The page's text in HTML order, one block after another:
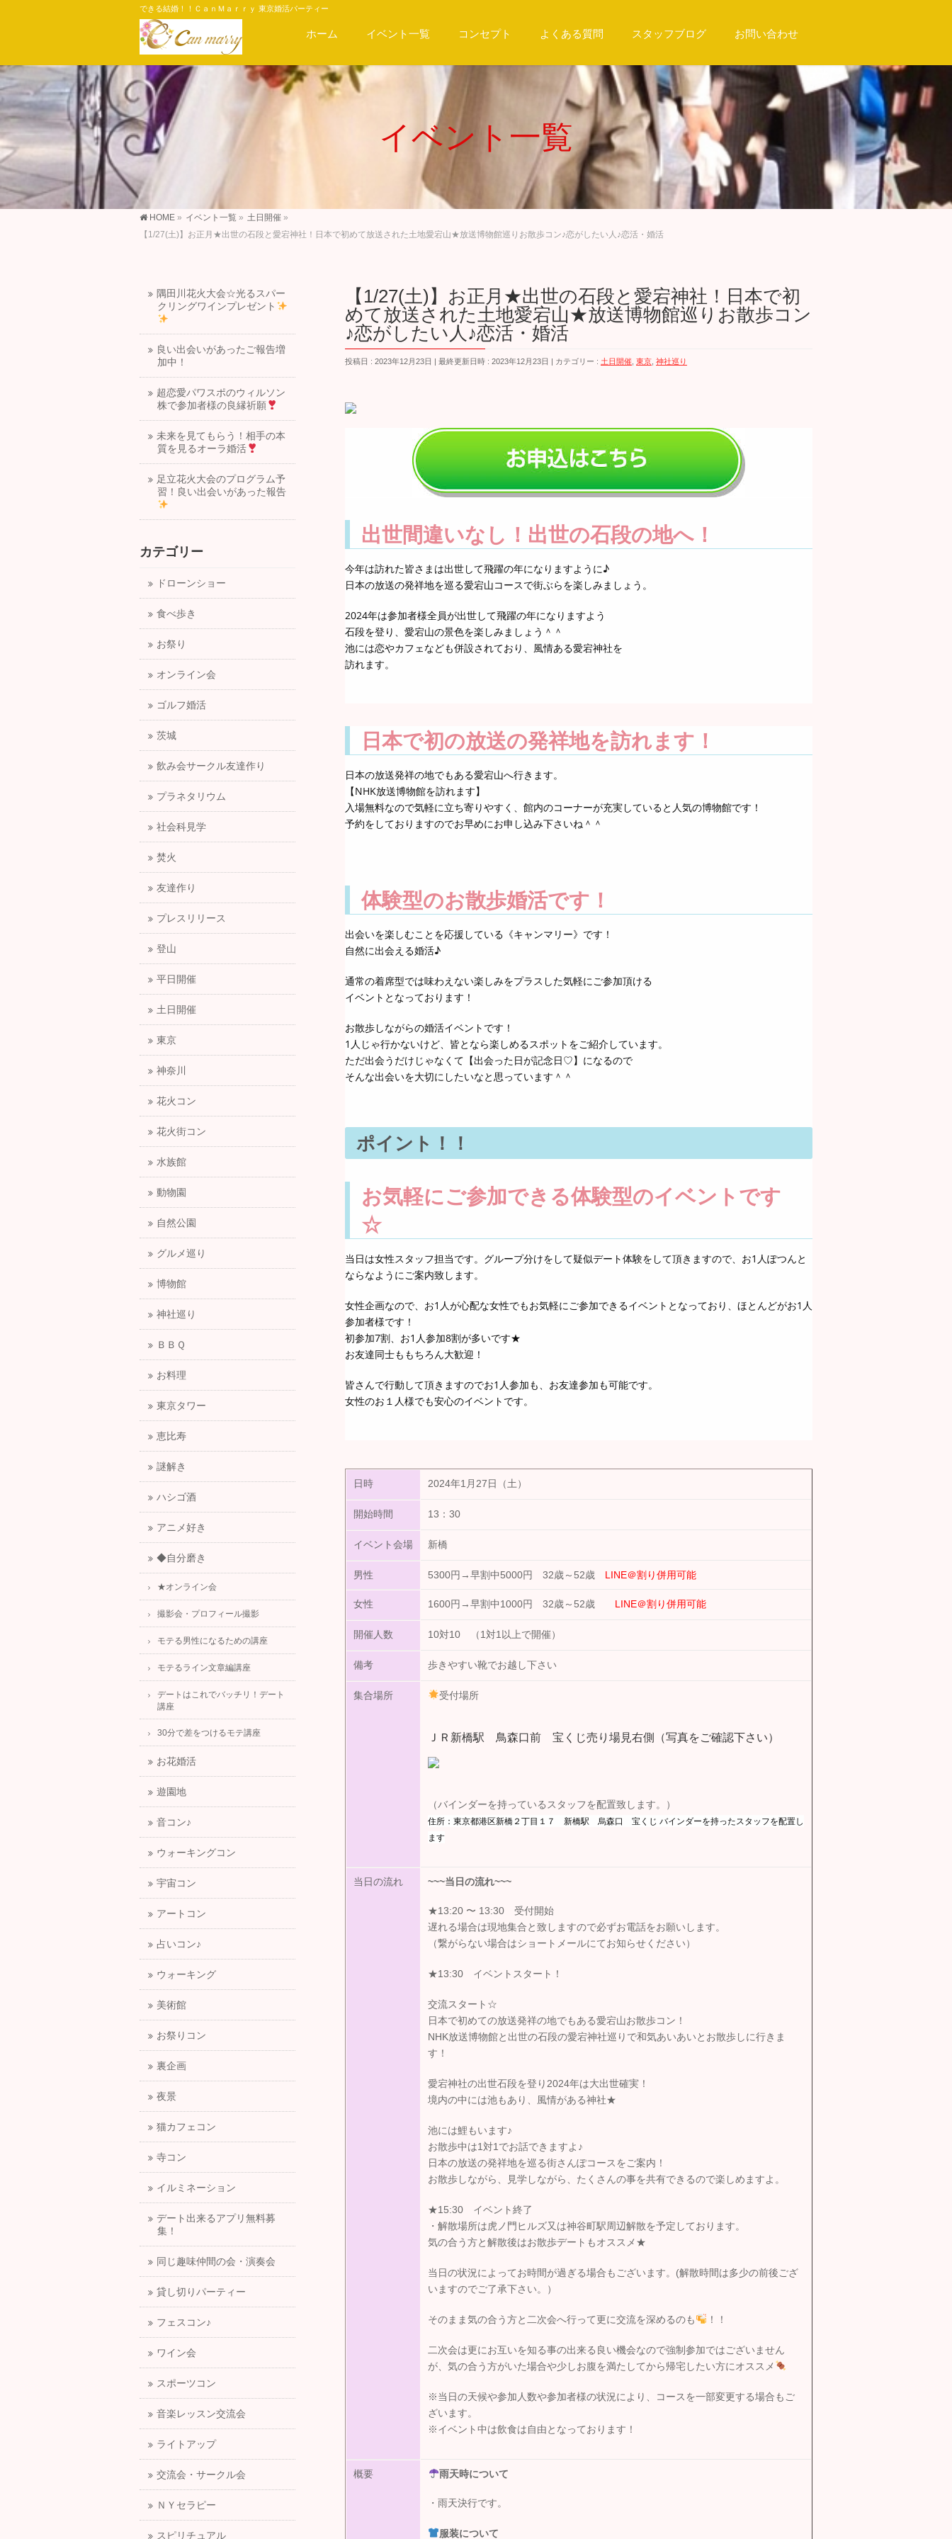
できる結婚！！ＣａｎＭａｒｒｙ 東京婚活パーティー
ホーム イベント一覧 コンセプト よくある質問 スタッフブログ お問い合わせ
イベント一覧
HOME » イベント一覧 » 土日開催 »
【1/27(土)】お正月★出世の石段と愛宕神社！日本で初めて放送された土地愛宕山★放送博物館巡りお散歩コン♪恋がしたい人♪恋活・婚活
【1/27(土)】お正月★出世の石段と愛宕神社！日本で初
めて放送された土地愛宕山★放送博物館巡りお散歩コン
♪恋がしたい人♪恋活・婚活
投稿日 : 2023年12月23日 最終更新日時 : 2023年12月23日 カテゴリー : 土日開催 東京 神社巡り
出世間違いなし！出世の石段の地へ！
今年は訪れた皆さまは出世して飛躍の年になりますように♪
日本の放送の発祥地を巡る愛宕山コースで街ぶらを楽しみましょう。
2024年は参加者様全員が出世して飛躍の年になりますよう
石段を登り、愛宕山の景色を楽しみましょう＾＾
池には恋やカフェなども併設されており、風情ある愛宕神社を
訪れます。
日本で初の放送の発祥地を訪れます！
日本の放送発祥の地でもある愛宕山へ行きます。
【NHK放送博物館を訪れます】
入場無料なので気軽に立ち寄りやすく、館内のコーナーが充実していると人気の博物館です！
予約をしておりますのでお早めにお申し込み下さいね＾＾
体験型のお散歩婚活です！
出会いを楽しむことを応援している《キャンマリー》です！
自然に出会える婚活♪
通常の着席型では味わえない楽しみをプラスした気軽にご参加頂ける
イベントとなっております！
お散歩しながらの婚活イベントです！
1人じゃ行かないけど、皆となら楽しめるスポットをご紹介しています。
ただ出会うだけじゃなくて【出会った日が記念日♡】になるので
そんな出会いを大切にしたいなと思っています＾＾
ポイント！！
お気軽にご参加できる体験型のイベントです
☆
当日は女性スタッフ担当です。グループ分けをして疑似デート体験をして頂きますので、お1人ぽつんと
ならなようにご案内致します。
女性企画なので、お1人が心配な女性でもお気軽にご参加できるイベントとなっており、ほとんどがお1人
参加者様です！
初参加7割、お1人参加8割が多いです★
お友達同士ももちろん大歓迎！
皆さんで行動して頂きますのでお1人参加も、お友達参加も可能です。
女性のお１人様でも安心のイベントです。
日時 2024年1月27日（土）
開始時間 13：30
イベント会場 新橋
男性 5300円→早割中5000円 32歳～52歳 LINE＠割り併用可能
女性 1600円→早割中1000円 32歳～52歳 LINE＠割り併用可能
開催人数 10対10 （1対1以上で開催）
備考 歩きやすい靴でお越し下さい
集合場所 受付場所
ＪＲ新橋駅 鳥森口前 宝くじ売り場見右側（写真をご確認下さい）
（バインダーを持っているスタッフを配置致します。）
住所：東京都港区新橋２丁目１７ 新橋駅 烏森口 宝くじ バインダーを持ったスタッフを配置し
ます
当日の流れ ~~~当日の流れ~~~
★13:20 〜 13:30 受付開始
遅れる場合は現地集合と致しますので必ずお電話をお願いします。
（繋がらない場合はショートメールにてお知らせください）
★13:30 イベントスタート！
交流スタート☆
日本で初めての放送発祥の地でもある愛宕山お散歩コン！
NHK放送博物館と出世の石段の愛宕神社巡りで和気あいあいとお散歩しに行きま
す！
愛宕神社の出世石段を登り2024年は大出世確実！
境内の中には池もあり、風情がある神社★
池には鯉もいます♪
お散歩中は1対1でお話できますよ♪
日本の放送の発祥地を巡る街さんぽコースをご案内！
お散歩しながら、見学しながら、たくさんの事を共有できるので楽しめますよ。
★15:30 イベント終了
・解散場所は虎ノ門ヒルズ又は神谷町駅周辺解散を予定しております。
気の合う方と解散後はお散歩デートもオススメ★
当日の状況によってお時間が過ぎる場合もございます。(解散時間は多少の前後ござ
いますのでご了承下さい。）
そのまま気の合う方と二次会へ行って更に交流を深めるのも ！！
二次会は更にお互いを知る事の出来る良い機会なので強制参加ではございません
が、気の合う方がいた場合や少しお腹を満たしてから帰宅したい方にオススメ
※当日の天候や参加人数や参加者様の状況により、コースを一部変更する場合もご
ざいます。
※イベント中は飲食は自由となっております！
概要 雨天時について
・雨天決行です。
服装について
隅田川花火大会☆光るスパー
クリングワインプレゼント
良い出会いがあったご報告増
加中！
超恋愛パワスポのウィルソン
株で参加者様の良縁祈願
未来を見てもらう！相手の本
質を見るオーラ婚活
足立花火大会のプログラム予
習！良い出会いがあった報告
カテゴリー
ドローンショー
食べ歩き
お祭り
オンライン会
ゴルフ婚活
茨城
飲み会サークル友達作り
プラネタリウム
社会科見学
焚火
友達作り
プレスリリース
登山
平日開催
土日開催
東京
神奈川
花火コン
花火街コン
水族館
動物園
自然公園
グルメ巡り
博物館
神社巡り
ＢＢＱ
お料理
東京タワー
恵比寿
謎解き
ハシゴ酒
アニメ好き
◆自分磨き
★オンライン会
撮影会・プロフィール撮影
モテる男性になるための講座
モテるライン文章編講座
デートはこれでバッチリ！デート
講座
30分で差をつけるモテ講座
お花婚活
遊園地
音コン♪
ウォーキングコン
宇宙コン
アートコン
占いコン♪
ウォーキング
美術館
お祭りコン
裏企画
夜景
猫カフェコン
寺コン
イルミネーション
デート出来るアプリ無料募
集！
同じ趣味仲間の会・演奏会
貸し切りパーティー
フェスコン♪
ワイン会
スポーツコン
音楽レッスン交流会
ライトアップ
交流会・サークル会
ＮＹセラピー
スピリチュアル